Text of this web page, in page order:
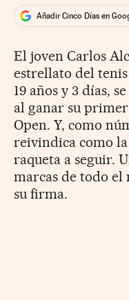
Añadir Cinco Días en
El joven Carlos
estrellato del
19 años y 3 días,
al ganar su
Open. Y, como
reivindica como
raqueta a seguir.
marcas de todo
su firma.